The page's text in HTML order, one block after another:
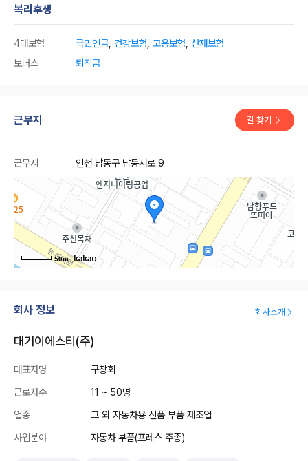
복리후생
4대보험 국민연금 건강보험 고용보험 산재보험
보너스
퇴직금
근무지 길 찾기
근무지 인천 남동구 남동서로 9
50m
회사 정보 회사소개
대기이에스티(주)
대표자명
구창회
근로자수
11 ~ 50명
업종
그 외 자동차용 신품 부품 제조업
사업분야
자동차 부품(프레스 주종)